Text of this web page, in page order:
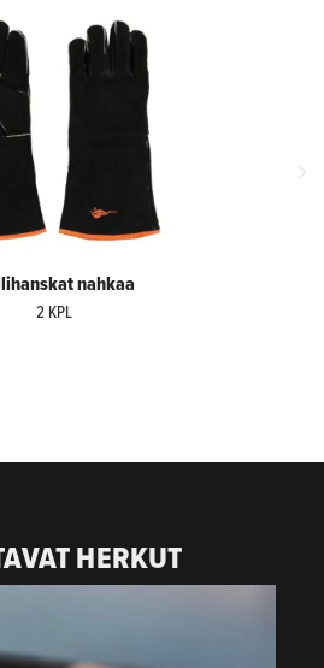
nahkaa
2 KPL
HERKUT